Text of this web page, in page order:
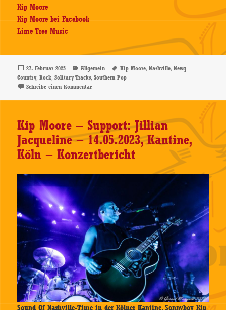
Kip Moore
Kip Moore bei Facebook
Lime Tree Music
Veröffentlicht
am
27. Februar 2025 Kategorien
Allgemein Schlagwörter
Kip Moore,Nashville,Newq
Country,Rock,Solitary Tracks,Southern Pop
Schreibe einen Kommentarzu Kip Moore – Solitary Tracks – Doppel-CD-Review
Kip Moore – Support: Jillian
Jacqueline – 14.05.2023, Kantine,
Köln – Konzertbericht